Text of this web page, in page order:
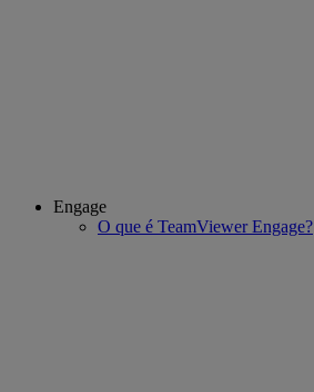
Engage
O que é TeamViewer Engage?